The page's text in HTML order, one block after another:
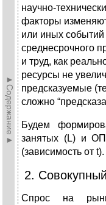
►Содержание►
научно-
факторы
или иных
среднесрочного
и труд, как
ресурсы не
предсказуемые
сложно
Будем
занятых (L) и
(зависимость от t).
2.
Спрос на